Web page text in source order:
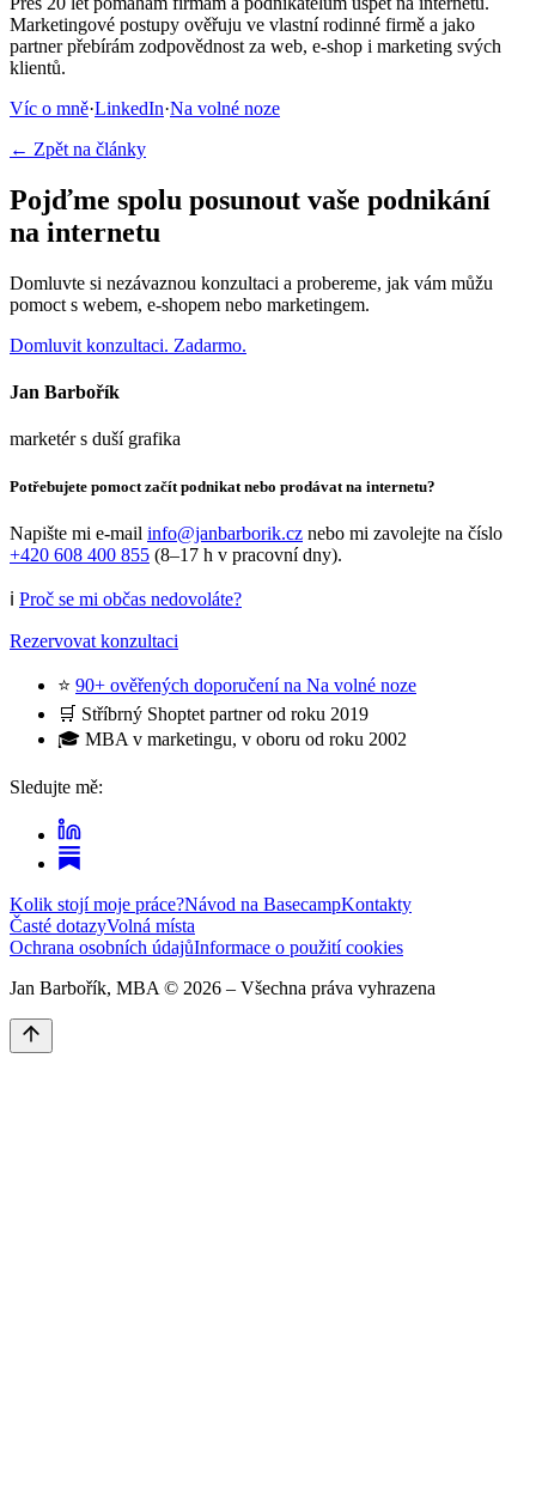
Marketingové postupy ověřuju ve vlastní rodinné firmě a jako
partner přebírám zodpovědnost za web, e-shop i marketing svých
klientů.
Víc o mně·LinkedIn·Na volné noze
← Zpět na články
Pojďme spolu posunout vaše podnikání
na internetu
Domluvte si nezávaznou konzultaci a probereme, jak vám můžu
pomoct s webem, e-shopem nebo marketingem.
Domluvit konzultaci. Zadarmo.
Jan Barbořík
marketér s duší grafika
Potřebujete pomoct začít podnikat nebo prodávat na internetu?
Napište mi e-mail info@janbarborik.cz nebo mi zavolejte na číslo
+420 608 400 855 (8–17 h v pracovní dny).
ℹ️ Proč se mi občas nedovoláte?
Rezervovat konzultaci
⭐ 90+ ověřených doporučení na Na volné noze
🛒 Stříbrný Shoptet partner od roku 2019
🎓 MBA v marketingu, v oboru od roku 2002
Sledujte mě:
Kolik stojí moje práce?Návod na BasecampKontakty
Časté dotazyVolná místa
Ochrana osobních údajůInformace o použití cookies
Jan Barbořík, MBA © 2026 – Všechna práva vyhrazena